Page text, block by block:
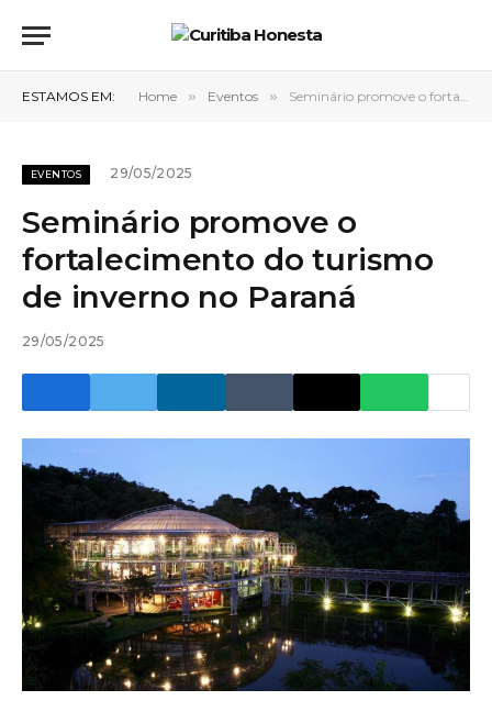
ESTAMOS EM: Home » Eventos » Seminário promove o fortalecimento do turismo de inverno no Paraná
EVENTOS 29/05/2025
Seminário promove o
fortalecimento do turismo
de inverno no Paraná
29/05/2025